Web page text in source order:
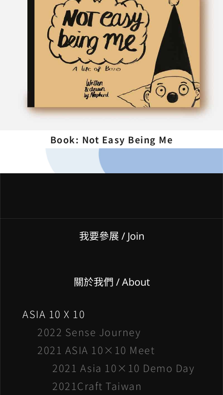
Book: Not Easy Being Me
我要參展 / Join
關於我們 / About
ASIA 10 X 10
2022 Sense Journey
2021 ASIA 10×10 Meet
2021 Asia 10×10 Demo Day
2021Craft Taiwan